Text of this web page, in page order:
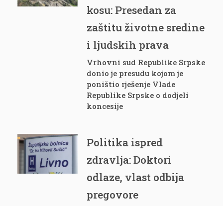
kosu: Presedan za
zaštitu životne sredine
i ljudskih prava
Vrhovni sud Republike Srpske
donio je presudu kojom je
poništio rješenje Vlade
Republike Srpske o dodjeli
koncesije
Politika ispred
zdravlja: Doktori
odlaze, vlast odbija
pregovore